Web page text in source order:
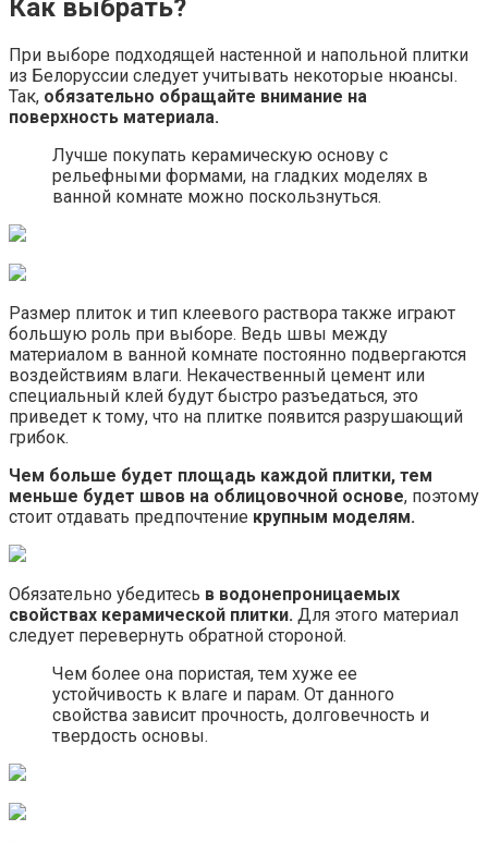
Как выбрать?
При выборе подходящей настенной и напольной плитки
из Белоруссии следует учитывать некоторые нюансы.
Так, обязательно обращайте внимание на
поверхность материала.
Лучше покупать керамическую основу с
рельефными формами, на гладких моделях в
ванной комнате можно поскользнуться.
Размер плиток и тип клеевого раствора также играют
большую роль при выборе. Ведь швы между
материалом в ванной комнате постоянно подвергаются
воздействиям влаги. Некачественный цемент или
специальный клей будут быстро разъедаться, это
приведет к тому, что на плитке появится разрушающий
грибок.
Чем больше будет площадь каждой плитки, тем
меньше будет швов на облицовочной основе, поэтому
стоит отдавать предпочтение крупным моделям.
Обязательно убедитесь в водонепроницаемых
свойствах керамической плитки. Для этого материал
следует перевернуть обратной стороной.
Чем более она пористая, тем хуже ее
устойчивость к влаге и парам. От данного
свойства зависит прочность, долговечность и
твердость основы.